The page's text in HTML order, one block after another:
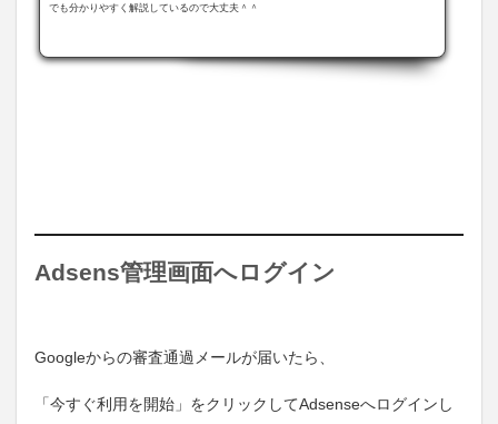
でも分かりやすく解説しているので大丈夫＾＾
Adsens管理画面へログイン
Googleからの審査通過メールが届いたら、
「今すぐ利用を開始」をクリックしてAdsenseへログインし